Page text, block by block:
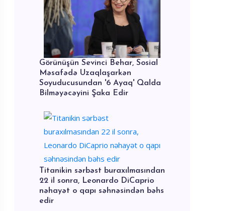
Görünüşün Sevinci Behar, Sosial
Məsafədə Uzaqlaşarkən
Soyuducusundan '6 Ayaq' Qalda
Bilməyəcəyini Şaka Edir
Titanikin sərbəst buraxılmasından
22 il sonra, Leonardo DiCaprio
nəhayət o qapı səhnəsindən bəhs
edir